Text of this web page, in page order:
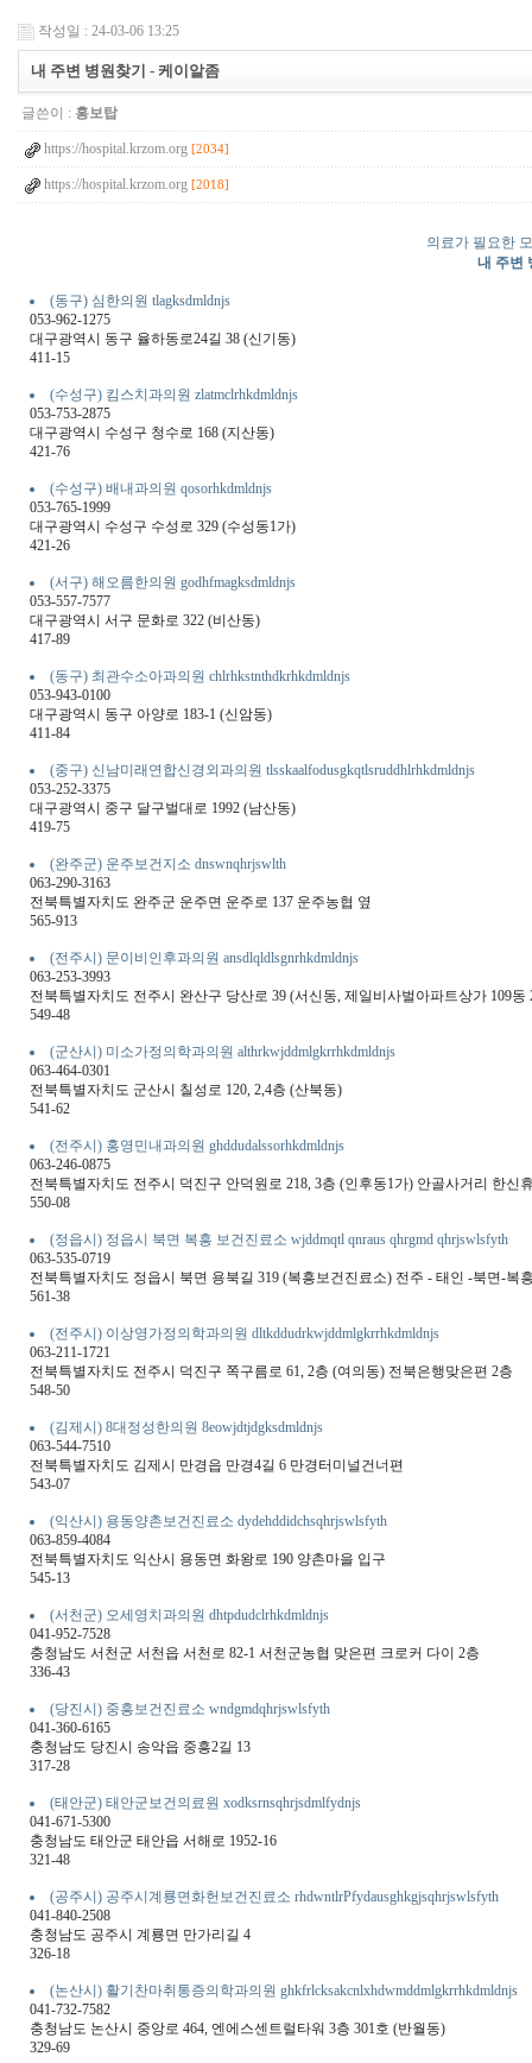
작성일 : 24-03-06 13:25
내 주변 병원찾기 - 케이알좀
글쓴이 : 홍보탑
https://hospital.krzom.org [2034]
https://hospital.krzom.org [2018]
의료가 필요한
내 주변
(동구) 심한의원 tlagksdmldnjs
053-962-1275
대구광역시 동구 율하동로24길 38 (신기동)
411-15
(수성구) 킴스치과의원 zlatmclrhkdmldnjs
053-753-2875
대구광역시 수성구 청수로 168 (지산동)
421-76
(수성구) 배내과의원 qosorhkdmldnjs
053-765-1999
대구광역시 수성구 수성로 329 (수성동1가)
421-26
(서구) 해오름한의원 godhfmagksdmldnjs
053-557-7577
대구광역시 서구 문화로 322 (비산동)
417-89
(동구) 최관수소아과의원 chlrhkstnthdkrhkdmldnjs
053-943-0100
대구광역시 동구 아양로 183-1 (신암동)
411-84
(중구) 신남미래연합신경외과의원 tlsskaalfodusgkqtlsruddhlrhkdmldnjs
053-252-3375
대구광역시 중구 달구벌대로 1992 (남산동)
419-75
(완주군) 운주보건지소 dnswnqhrjswlth
063-290-3163
전북특별자치도 완주군 운주면 운주로 137 운주농협 옆
565-913
(전주시) 문이비인후과의원 ansdlqldlsgnrhkdmldnjs
063-253-3993
전북특별자치도 전주시 완산구 당산로 39 (서신동, 제일비사벌아파트상가 109
549-48
(군산시) 미소가정의학과의원 althrkwjddmlgkrrhkdmldnjs
063-464-0301
전북특별자치도 군산시 칠성로 120, 2,4층 (산북동)
541-62
(전주시) 홍영민내과의원 ghddudalssorhkdmldnjs
063-246-0875
전북특별자치도 전주시 덕진구 안덕원로 218, 3층 (인후동1가) 안골사거리 한신
550-08
(정읍시) 정읍시 북면 복흥 보건진료소 wjddmqtl qnraus qhrgmd qhrjswlsfyth
063-535-0719
전북특별자치도 정읍시 북면 용북길 319 (복흥보건진료소) 전주 - 태인 -북면-복
561-38
(전주시) 이상영가정의학과의원 dltkddudrkwjddmlgkrrhkdmldnjs
063-211-1721
전북특별자치도 전주시 덕진구 쪽구름로 61, 2층 (여의동) 전북은행맞은편 2층
548-50
(김제시) 8대정성한의원 8eowjdtjdgksdmldnjs
063-544-7510
전북특별자치도 김제시 만경읍 만경4길 6 만경터미널건너편
543-07
(익산시) 용동양촌보건진료소 dydehddidchsqhrjswlsfyth
063-859-4084
전북특별자치도 익산시 용동면 화왕로 190 양촌마을 입구
545-13
(서천군) 오세영치과의원 dhtpdudclrhkdmldnjs
041-952-7528
충청남도 서천군 서천읍 서천로 82-1 서천군농협 맞은편 크로커 다이 2층
336-43
(당진시) 중흥보건진료소 wndgmdqhrjswlsfyth
041-360-6165
충청남도 당진시 송악읍 중흥2길 13
317-28
(태안군) 태안군보건의료원 xodksrnsqhrjsdmlfydnjs
041-671-5300
충청남도 태안군 태안읍 서해로 1952-16
321-48
(공주시) 공주시계룡면화헌보건진료소 rhdwntlrPfydausghkgjsqhrjswlsfyth
041-840-2508
충청남도 공주시 계룡면 만가리길 4
326-18
(논산시) 활기찬마취통증의학과의원 ghkfrlcksakcnlxhdwmddmlgkrrhkdmldnjs
041-732-7582
충청남도 논산시 중앙로 464, 엔에스센트럴타워 3층 301호 (반월동)
329-69